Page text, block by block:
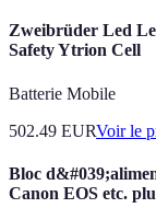
Zweibrüder Led
Safety Ytrion Cell
Batterie Mobile
502.49 EURVoir le
Bloc
Canon EOS etc.